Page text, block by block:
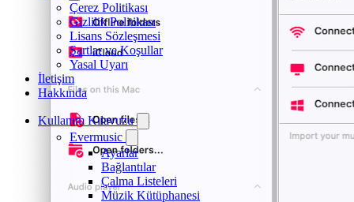
Çerez Politikası
Gizlilik Politikası
Lisans Sözleşmesi
Şartlar ve Koşullar
Yasal Uyarı
İletişim
Hakkında
Kullanım Kılavuzu
Evermusic
Ayarlar
Bağlantılar
Çalma Listeleri
Müzik Kütüphanesi